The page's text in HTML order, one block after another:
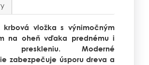
krbová vložka s výnimočným
na oheň vďaka prednému i
preskleniu. Moderné
zabezpečuje úsporu dreva a